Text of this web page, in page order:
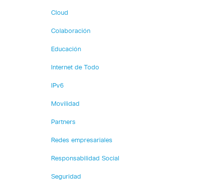
Cloud
Colaboración
Educación
Internet de Todo
IPv6
Movilidad
Partners
Redes empresariales
Responsabilidad Social
Seguridad